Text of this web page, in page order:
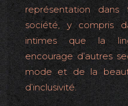
représentation
société, y compris
intimes que la
encourage d’autres
mode et de la
d’inclusivité.